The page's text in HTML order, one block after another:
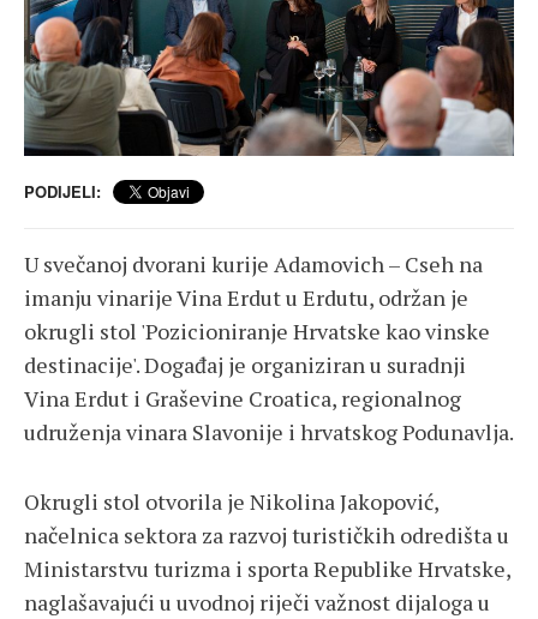
PODIJELI:
U svečanoj dvorani kurije Adamovich – Cseh na
imanju vinarije Vina Erdut u Erdutu, održan je
okrugli stol 'Pozicioniranje Hrvatske kao vinske
destinacije'. Događaj je organiziran u suradnji
Vina Erdut i Graševine Croatica, regionalnog
udruženja vinara Slavonije i hrvatskog Podunavlja.
Okrugli stol otvorila je Nikolina Jakopović,
načelnica sektora za razvoj turističkih odredišta u
Ministarstvu turizma i sporta Republike Hrvatske,
naglašavajući u uvodnoj riječi važnost dijaloga u